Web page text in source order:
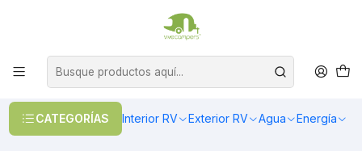
CATEGORÍAS Interior RV Exterior RV Agua Energía
OFERTAS EN CALEFACCIÓN DIESEL
TERMO STANLEY CLASSIC | 1.4 LT SILVER